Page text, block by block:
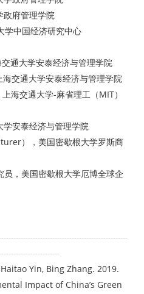
府管理学院
国经济研究中心
学安泰经济与管理学院
通大学安泰经济与管理学院
学-麻省理工（MIT）
安泰经济与管理学院
），美国密歇根大学罗斯商
，美国密歇根大学厄博全球企
Yin, Bing Zhang. 2019.
Impact of China’s Green